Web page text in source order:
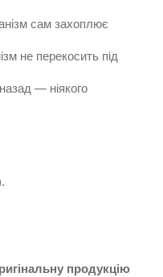
сам захоплює
не перекосить під
— ніякого
продукцію